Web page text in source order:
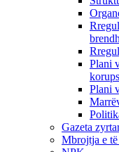
Plani
Plani
Gazeta
Mbrojtja e të